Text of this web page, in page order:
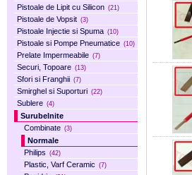
Pistoale de Lipit cu Silicon (21)
Pistoale de Vopsit (3)
Pistoale Injectie si Spuma (10)
Pistoale si Pompe Pneumatice (10)
Prelate Impermeabile (7)
Securi, Topoare (13)
Sfori si Franghii (7)
Smirghel si Suporturi (22)
Sublere (4)
Surubelnite
Combinate (3)
Normale
Philips (42)
Plastic, Varf Ceramic (7)